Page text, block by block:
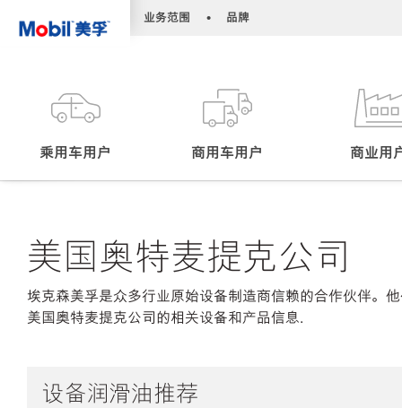
业务范围 • 品牌
乘用车用户 商用车用户 商业用
美国奥特麦提克公司
埃克森美孚是众多行业原始设备制造商信赖的合作伙伴。
美国奥特麦提克公司的相关设备和产品信息.
设备润滑油推荐